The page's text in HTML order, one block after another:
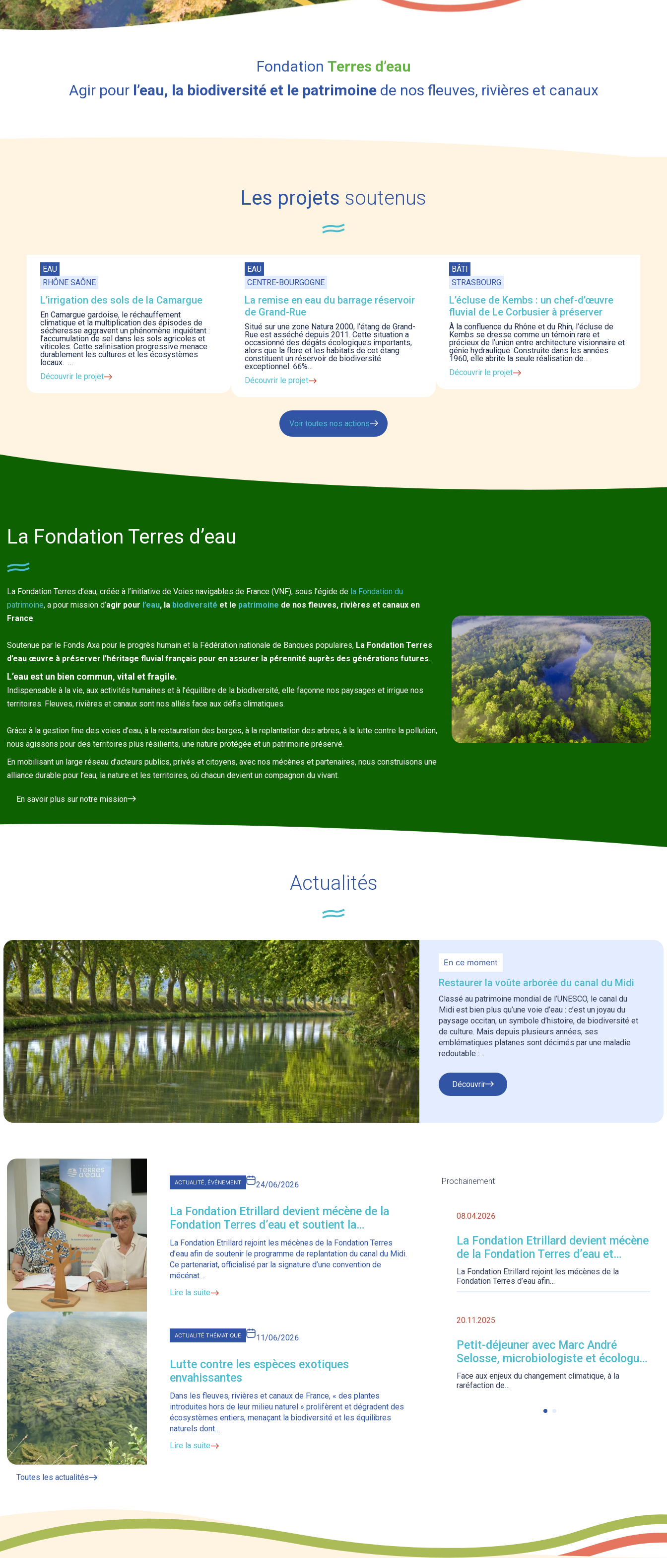
Fondation Terres d’eau
Agir pour l’eau, la biodiversité et le patrimoinede nos fleuves, rivières et canaux
Les projets soutenus
EAU
RHÔNE SAÔNE
L’irrigation des sols de la Camargue
En Camargue gardoise, le réchauffement
climatique et la multiplication des épisodes de
sécheresse aggravent un phénomène inquiétant :
l’accumulation de sel dans les sols agricoles et
viticoles. Cette salinisation progressive menace
durablement les cultures et les écosystèmes
locaux. …
Découvrir le projet
EAU
CENTRE-BOURGOGNE
La remise en eau du barrage réservoir
de Grand-Rue
Situé sur une zone Natura 2000, l’étang de Grand-
Rue est asséché depuis 2011. Cette situation a
occasionné des dégâts écologiques importants,
alors que la flore et les habitats de cet étang
constituent un réservoir de biodiversité
exceptionnel. 66%…
Découvrir le projet
BÂTI
STRASBOURG
L’écluse de Kembs : un chef-d’œuvre
fluvial de Le Corbusier à préserver
À la confluence du Rhône et du Rhin, l’écluse de
Kembs se dresse comme un témoin rare et
précieux de l’union entre architecture visionnaire et
génie hydraulique. Construite dans les années
1960, elle abrite la seule réalisation de…
Découvrir le projet
Voir toutes nos actions
La Fondation Terres d’eau
La Fondation Terres d’eau, créée à l’initiative de Voies navigables de France (VNF), sous l’égide de la Fondation du
patrimoine, a pour mission d’agir pour l’eau, la biodiversité et le patrimoine de nos fleuves, rivières et canaux en
France.
Soutenue par le Fonds Axa pour le progrès humain et la Fédération nationale de Banques populaires, La Fondation Terres
d’eau œuvre à préserver l’héritage fluvial français pour en assurer la pérennité auprès des générations futures.
L’eau est un bien commun, vital et fragile.
Indispensable à la vie, aux activités humaines et à l’équilibre de la biodiversité, elle façonne nos paysages et irrigue nos
territoires. Fleuves, rivières et canaux sont nos alliés face aux défis climatiques.
Grâce à la gestion fine des voies d’eau, à la restauration des berges, à la replantation des arbres, à la lutte contre la pollution,
nous agissons pour des territoires plus résilients, une nature protégée et un patrimoine préservé.
En mobilisant un large réseau d’acteurs publics, privés et citoyens, avec nos mécènes et partenaires, nous construisons une
alliance durable pour l’eau, la nature et les territoires, où chacun devient un compagnon du vivant.
En savoir plus sur notre mission
Actualités
En ce moment
Restaurer la voûte arborée du canal du Midi
Classé au patrimoine mondial de l’UNESCO, le canal du
Midi est bien plus qu’une voie d’eau : c’est un joyau du
paysage occitan, un symbole d’histoire, de biodiversité et
de culture. Mais depuis plusieurs années, ses
emblématiques platanes sont décimés par une maladie
redoutable :…
Découvrir
u
e
l
a
o
û
e
r
b
r
M
ACTUALITÉ, ÉVÉNEMENT 24/06/2026
La Fondation Etrillard devient mécène de la
Fondation Terres d’eau et soutient la
replantation du canal du Midi
La Fondation Etrillard rejoint les mécènes de la Fondation Terres
d’eau afin de soutenir le programme de replantation du canal du Midi.
Ce partenariat, officialisé par la signature d’une convention de
mécénat…
Lire la suite
ACTUALITÉ THÉMATIQUE 11/06/2026
Lutte contre les espèces exotiques
envahissantes
Dans les fleuves, rivières et canaux de France, « des plantes
introduites hors de leur milieu naturel » prolifèrent et dégradent des
écosystèmes entiers, menaçant la biodiversité et les équilibres
naturels dont…
Lire la suite
Toutes les actualités
Prochainement
08.04.2026
Petit-déjeuner avec Franck Vogel
Petit-déjeuner avec Franck Vogel photographe
indépendant, Membre de la Société…
08.04.2026
La Fondation Etrillard devient mécène
de la Fondation Terres d’eau et
soutient la replantation du canal du
Midi
La Fondation Etrillard rejoint les mécènes de la
Fondation Terres d’eau afin…
20.11.2025
Petit-déjeuner avec Marc André
Selosse, microbiologiste et écologue,
vulgarisateur et professeur au Musée
national d’histoire naturelle
Face aux enjeux du changement climatique, à la
raréfaction de…